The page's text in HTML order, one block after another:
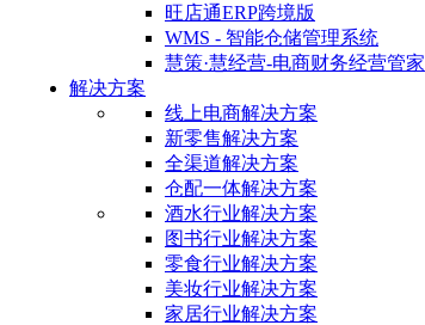
旺店通ERP跨境版
WMS - 智能仓储管理系统
慧策·慧经营-电商财务经营管家
解决方案
线上电商解决方案
新零售解决方案
全渠道解决方案
仓配一体解决方案
酒水行业解决方案
图书行业解决方案
零食行业解决方案
美妆行业解决方案
家居行业解决方案